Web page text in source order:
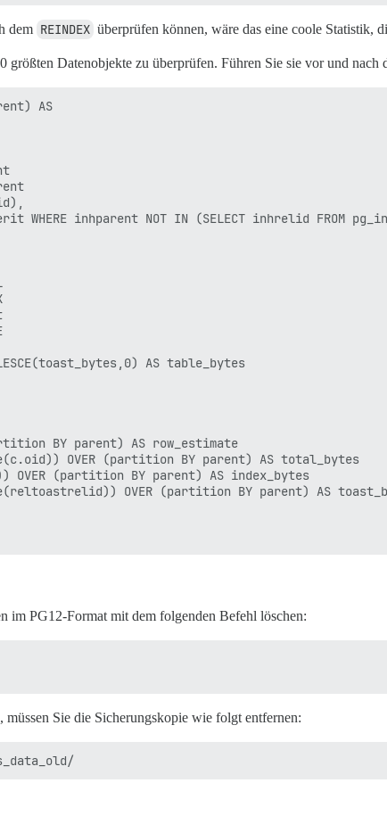
dem REINDEX überprüfen können, wäre das eine coole Statistik,
Datenobjekte zu überprüfen. Führen Sie sie vor und nach
AS
WHERE inhparent NOT IN (SELECT inhrelid FROM
AS table_bytes
BY parent) AS row_estimate
OVER (partition BY parent) AS total_bytes
OVER (partition BY parent) AS index_bytes
OVER (partition BY parent) AS
parent
ON inhrelid = oid
im PG12-Format mit dem folgenden Befehl löschen:
Sie die Sicherungskopie wie folgt entfernen: